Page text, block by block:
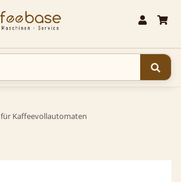
für Kaffeevollautomaten